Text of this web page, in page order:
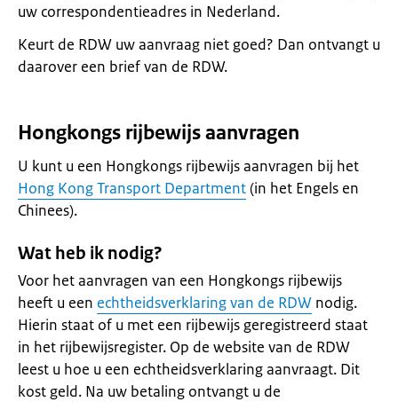
uw correspondentieadres in Nederland.
Keurt de RDW uw aanvraag niet goed? Dan ontvangt u
daarover een brief van de RDW.
Hongkongs rijbewijs aanvragen
U kunt u een Hongkongs rijbewijs aanvragen bij het
Hong Kong Transport Department(in het Engels en
Chinees).
Wat heb ik nodig?
Voor het aanvragen van een Hongkongs rijbewijs
heeft u een echtheidsverklaring van de RDW nodig.
Hierin staat of u met een rijbewijs geregistreerd staat
in het rijbewijsregister. Op de website van de RDW
leest u hoe u een echtheidsverklaring aanvraagt. Dit
kost geld. Na uw betaling ontvangt u de